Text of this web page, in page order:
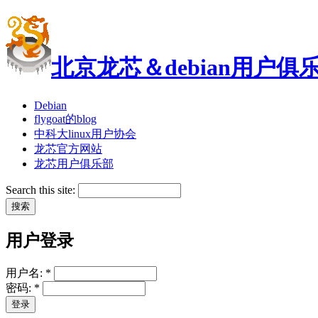
北京龙芯＆debian用户俱
Debian
flygoat的blog
中科大linux用户协会
龙芯官方网站
龙芯用户俱乐部
Search this site:
用户登录
用户名: *
密码: *